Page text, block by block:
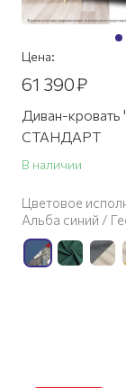
Цена:
61 390₽
Диван-кровать
СТАНДАРТ
В наличии
Цветовое
Альба синий /